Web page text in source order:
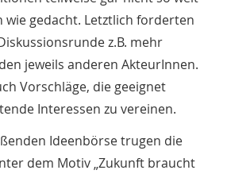
wie gedacht. Letztlich forderten
z.B. mehr
jeweils anderen AkteurInnen.
Vorschläge, die geeignet
Interessen zu vereinen.
Ideenbörse trugen die
dem Motiv „Zukunft braucht